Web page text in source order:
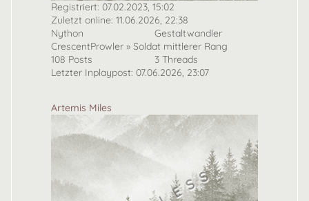
Registriert: 07.02.2023, 15:02
Zuletzt online: 11.06.2026, 22:38
Nython
Gestaltwandler
CrescentProwler » Soldat mittlerer Rang
108 Posts
3 Threads
Letzter Inplaypost: 07.06.2026, 23:07
Artemis Miles